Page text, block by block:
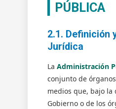
PÚBLICA
2.1. Definición
Jurídica
La Administración
conjunto de
medios que, bajo la
Gobierno o de los